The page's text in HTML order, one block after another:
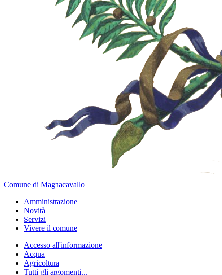
Comune di Magnacavallo
Amministrazione
Novità
Servizi
Vivere il comune
Accesso all'informazione
Acqua
Agricoltura
Tutti gli argomenti...